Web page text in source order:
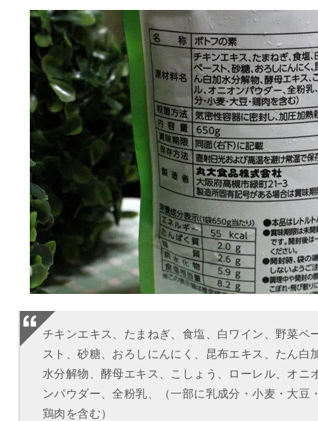
チキンエキス、たまねぎ、食塩、白ワイン、野菜ペ
スト、砂糖、おろしにんにく、昆布エキス、たん白
水分解物、酵母エキス、こしょう、ローレル、オニ
ンパウダー、全粉乳、（一部に乳成分・小麦・大豆
鶏肉を含む）